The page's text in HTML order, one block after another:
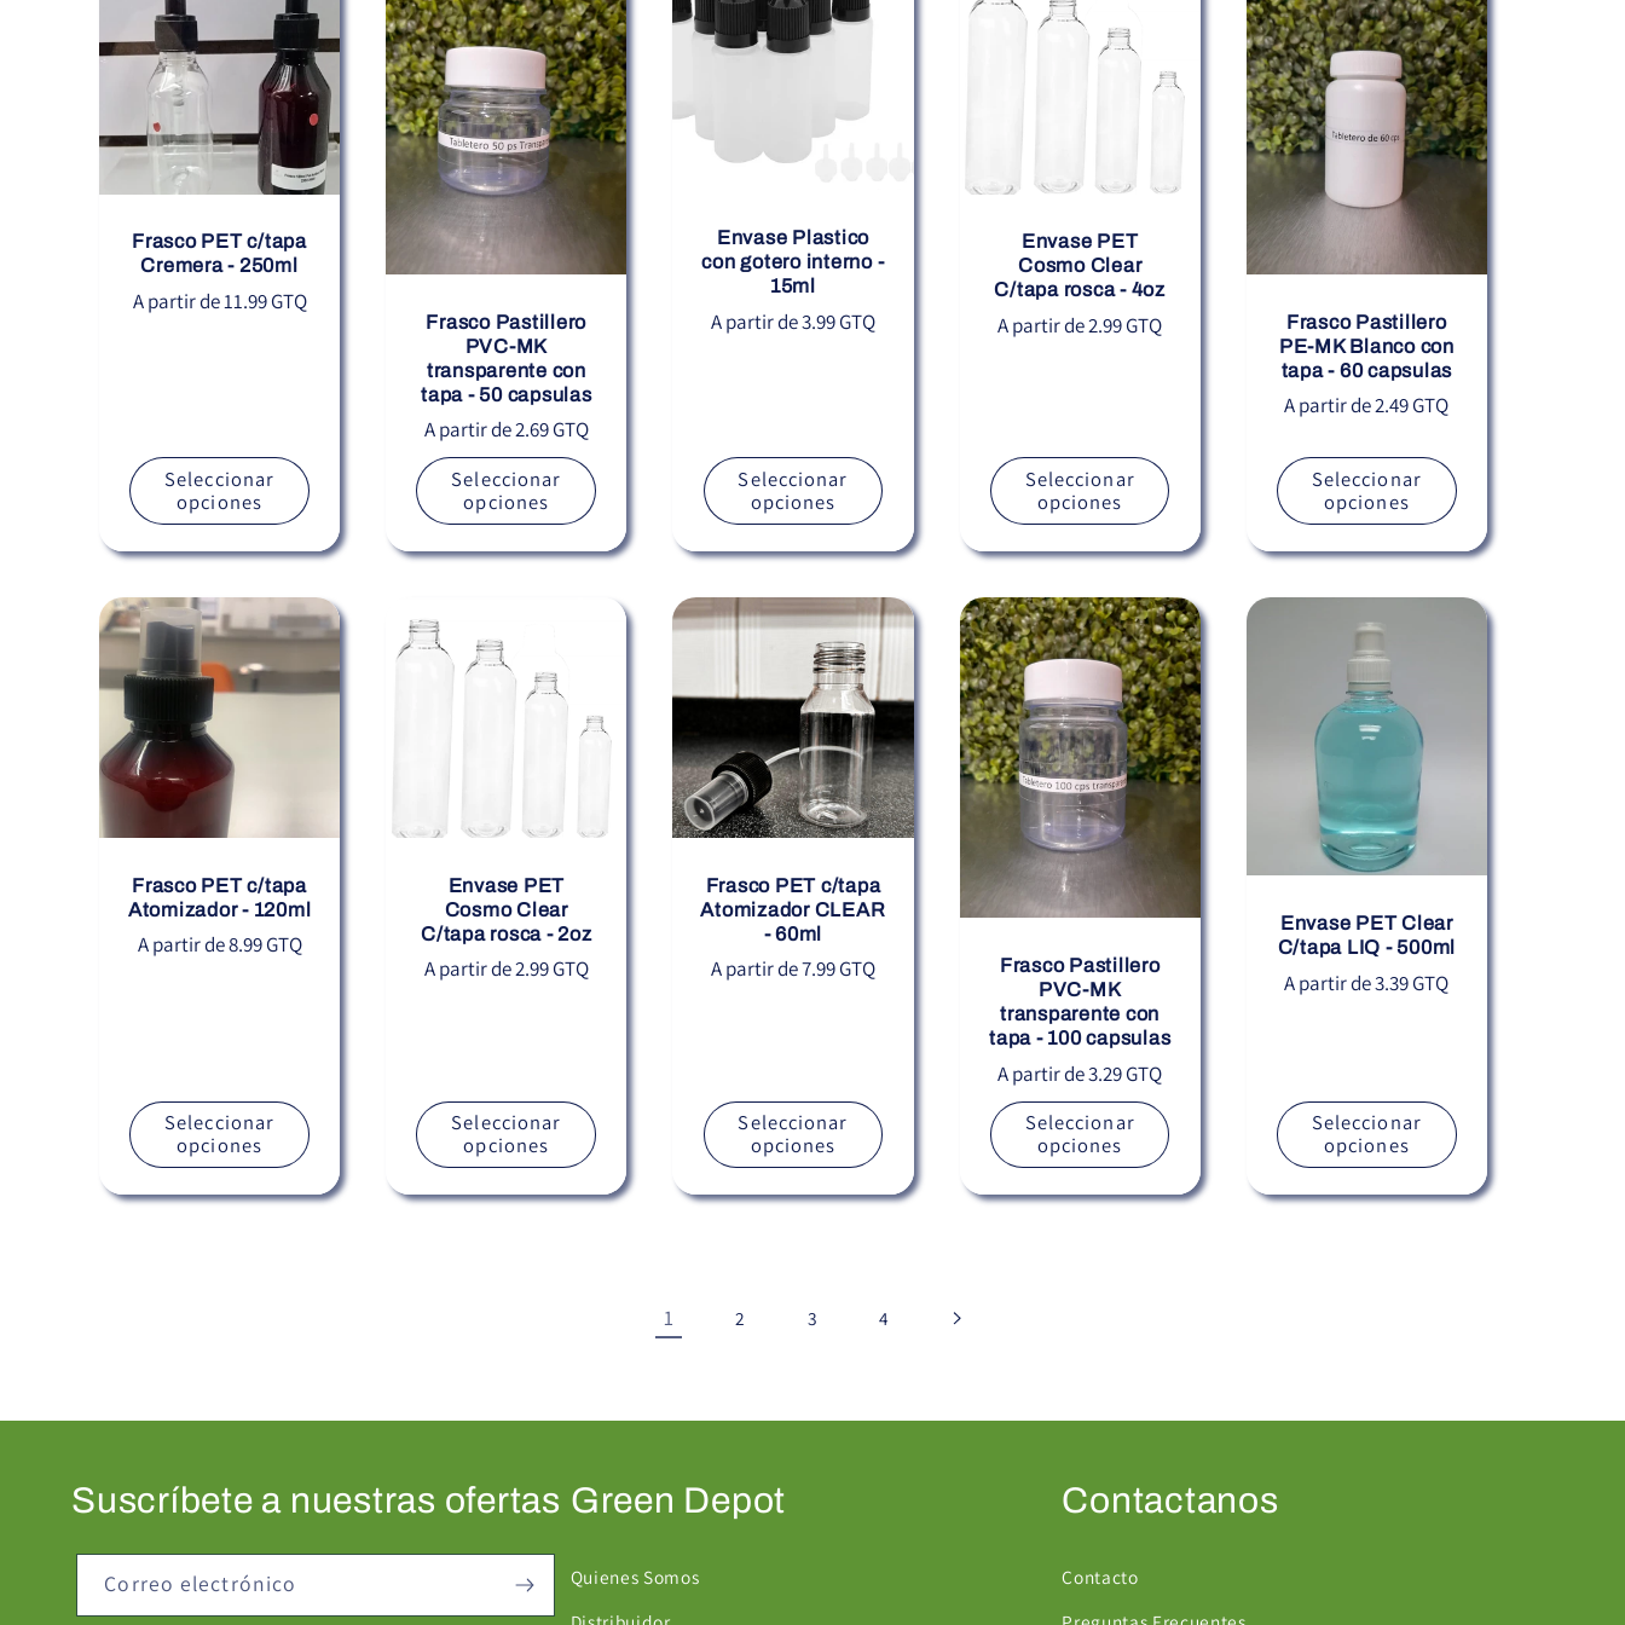
Frasco PET c/tapa
Cremera - 250ml
Precio
A partir de 11.99 GTQ
Seleccionar
opciones
Frasco Pastillero
PVC-MK
transparente con
tapa - 50 capsulas
Precio
habitual
A partir de 2.69 GTQ
Seleccionar
opciones
Envase Plastico
con gotero interno -
15ml
Precio
A partir de 3.99 GTQ
Seleccionar
opciones
Envase PET
Cosmo Clear
C/tapa rosca - 4oz
Precio
A partir de 2.99 GTQ
Seleccionar
opciones
Frasco Pastillero
PE-MK Blanco con
tapa - 60 capsulas
Precio
A partir de 2.49 GTQ
Seleccionar
opciones
Frasco PET c/tapa
Atomizador - 120ml
Precio
A partir de 8.99 GTQ
Seleccionar
opciones
Envase PET
Cosmo Clear
C/tapa rosca - 2oz
Precio
A partir de 2.99 GTQ
Seleccionar
opciones
Frasco PET c/tapa
Atomizador CLEAR
- 60ml
Precio
A partir de 7.99 GTQ
Seleccionar
opciones
Frasco Pastillero
PVC-MK
transparente con
tapa - 100 capsulas
Precio
habitual
A partir de 3.29 GTQ
Seleccionar
opciones
Envase PET Clear
C/tapa LIQ - 500ml
Precio
A partir de 3.39 GTQ
Seleccionar
opciones
1 2 3 4
Suscríbete a nuestras ofertas
Correo electrónico
Green Depot
Quienes Somos
Contactanos
Contacto